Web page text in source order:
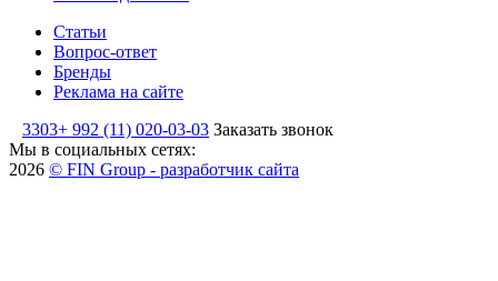
Статьи
Вопрос-ответ
Бренды
Реклама на сайте
3303+ 992 (11) 020-03-03 Заказать звонок
Мы в социальных сетях:
2026 © FIN Group - разработчик сайта